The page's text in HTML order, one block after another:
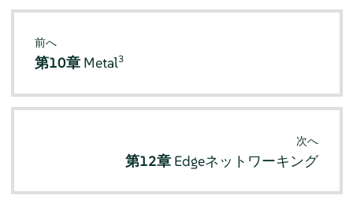
前へ
第10章 Metal3
次へ
第12章 Edgeネットワーキング